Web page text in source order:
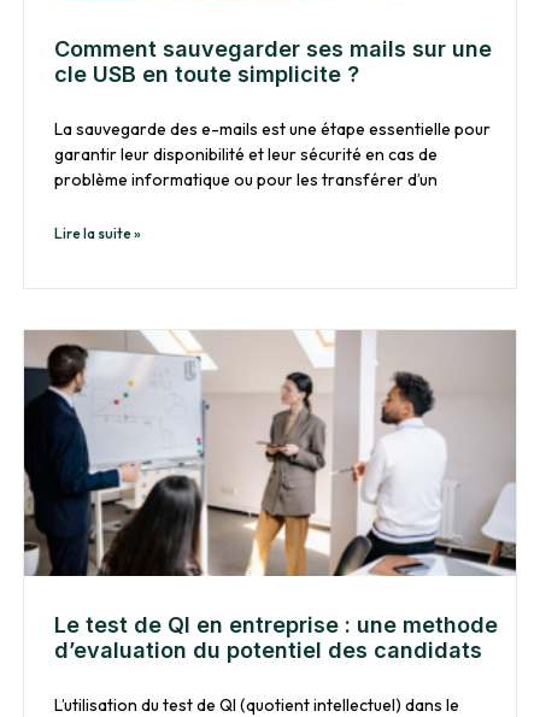
Comment sauvegarder ses mails sur une
cle USB en toute simplicite ?
La sauvegarde des e-mails est une étape essentielle pour
garantir leur disponibilité et leur sécurité en cas de
problème informatique ou pour les transférer d’un
Lire la suite »
Le test de QI en entreprise : une methode
d’evaluation du potentiel des candidats
L’utilisation du test de QI (quotient intellectuel) dans le